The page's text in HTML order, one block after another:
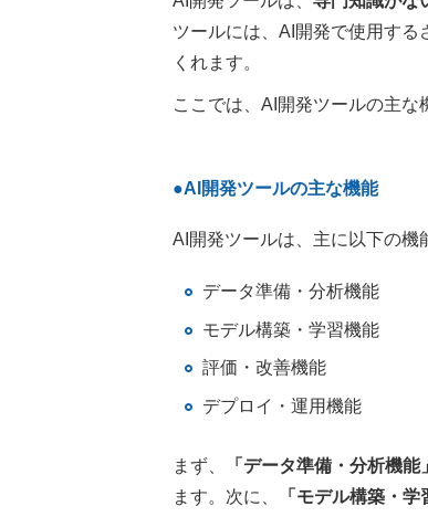
ツールには、AI開発で使用す
くれます。
ここでは、AI開発ツールの主な
●AI開発ツールの主な機能
AI開発ツールは、主に以下の機
データ準備・分析機能
モデル構築・学習機能
評価・改善機能
デプロイ・運用機能
まず、 「データ準備・分析機能」
ます。次に、
「モデル構築・学